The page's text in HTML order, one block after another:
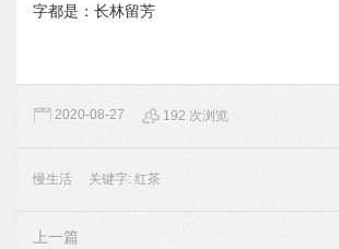
字都是：长林留芳
2020-08-27 192 次浏览
慢生活 关键字: 红茶
上一篇